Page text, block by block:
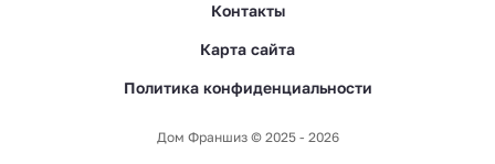
Контакты
Карта сайта
Политика конфиденциальности
Дом Франшиз © 2025 - 2026